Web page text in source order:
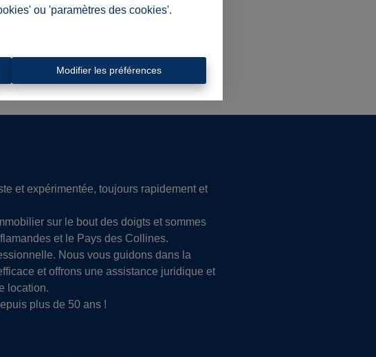
ou 'paramètres des cookies'.
Modifier les préférences
et expérimentée, toujours rapidement et
sur le bout des doigts et sommes
et le Pays des Collines.
Nous vous guidons dans la
et offrons une assistance juridique et
location.
plus de 50 ans !